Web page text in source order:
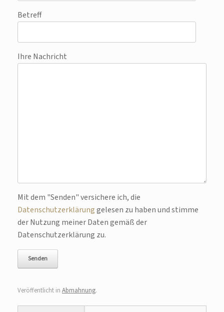
Betreff
Ihre Nachricht
Bitte lasse dieses Feld leer.
Mit dem "Senden" versichere ich, die
Datenschutzerklärunggelesen zu haben und stimme
der Nutzung meiner Daten gemäß der
Datenschutzerklärung zu.
Veröffentlicht in Abmahnung.